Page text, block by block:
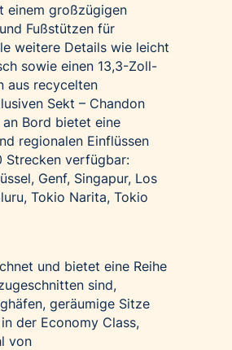
einem großzügigen
Fußstützen für
weitere Details wie leicht
sowie einen 13,3-Zoll-
aus recycelten
Sekt – Chandon
Bord bietet eine
regionalen Einflüssen
Strecken verfügbar:
Genf, Singapur, Los
Tokio Narita, Tokio
und bietet eine Reihe
sind,
geräumige Sitze
der Economy Class,
von